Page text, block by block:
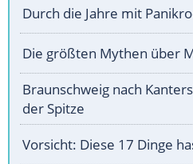
Durch die Jahre mit
Die größten Mythen über
Braunschweig nach
der Spitze
Vorsicht: Diese 17 Dinge